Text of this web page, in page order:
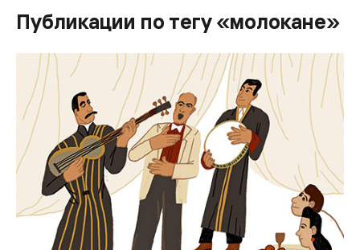
Публикации по тегу «молокане»